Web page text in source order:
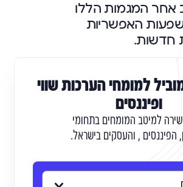
אחר המגמות הללו
האפשריות
חדשות.
למומחי הערכות שווי
ופיננסים
למיטב המומחים בתחומי
הפיננסים , והעסקים בישראל.